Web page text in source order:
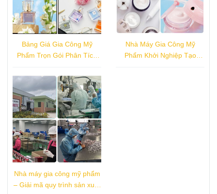
Bảng Giá Gia Công Mỹ
Phẩm Trọn Gói Phân Tích
Nhà Máy Gia Công Mỹ
Phẩm Khởi Nghiệp Tạo
Nhà máy gia công mỹ phẩm
– Giải mã quy trình sản xuất